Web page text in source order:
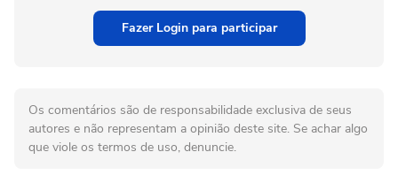
Fazer Login para participar
Os comentários são de responsabilidade exclusiva de seus
autores e não representam a opinião deste site. Se achar algo
que viole os termos de uso, denuncie.